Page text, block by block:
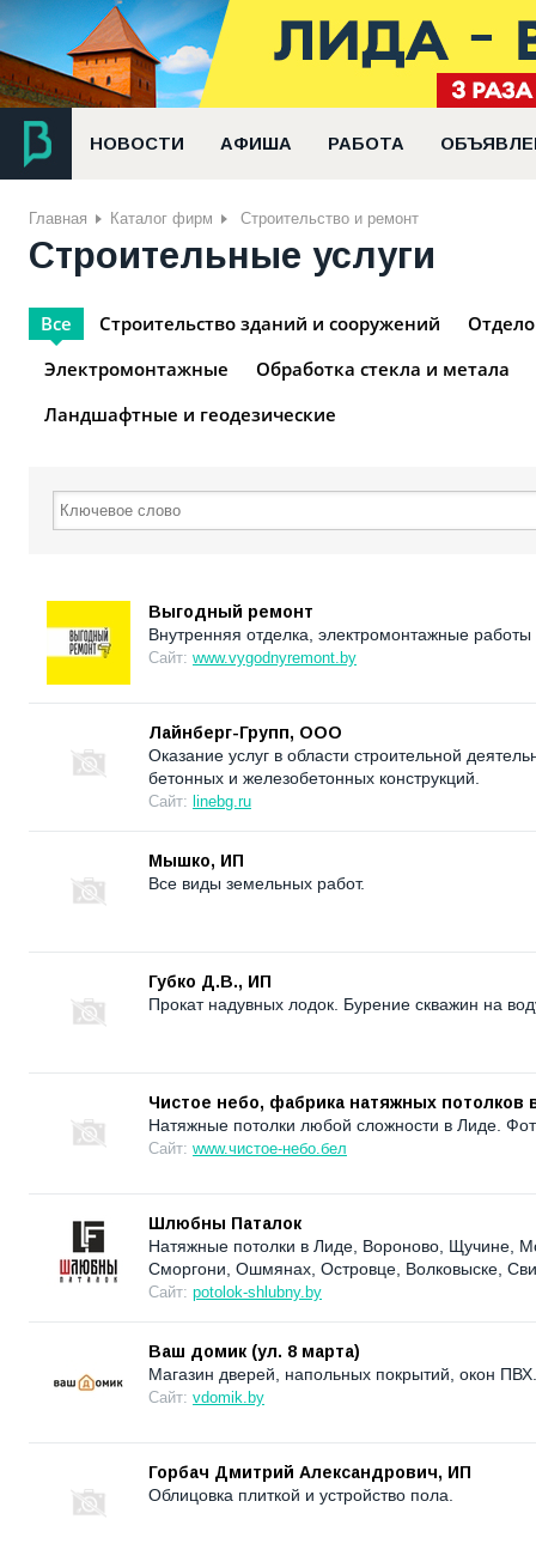
НОВОСТИ АФИША РАБОТА
Главная Каталог фирм Строительство и ремонт
Строительные услуги
Все Строительство зданий и сооружений
Электромонтажные
Обработка стекла и метала
Ландшафтные и геодезические
Выгодный ремонт
Внутренняя отделка, электромонтажные работы
Сайт: www.vygodnyremont.by
Лайнберг-Групп, ООО
Оказание услуг в области строительной
бетонных и железобетонных конструкций.
Сайт: linebg.ru
Мышко, ИП
Все виды земельных работ.
Губко Д.В., ИП
Прокат надувных лодок. Бурение скважин на
Чистое небо, фабрика натяжных потолков
Натяжные потолки любой сложности в Лиде.
Сайт: www.чистое-небо.бел
Шлюбны Паталок
Натяжные потолки в Лиде, Вороново, Щучине,
Сморгони, Ошмянах, Островце, Волковыске,
Сайт: potolok-shlubny.by
Ваш домик (ул. 8 марта)
Магазин дверей, напольных покрытий, окон ПВХ.
Сайт: vdomik.by
Горбач Дмитрий Александрович, ИП
Облицовка плиткой и устройство пола.